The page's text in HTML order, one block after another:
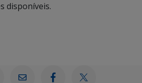
disponíveis.